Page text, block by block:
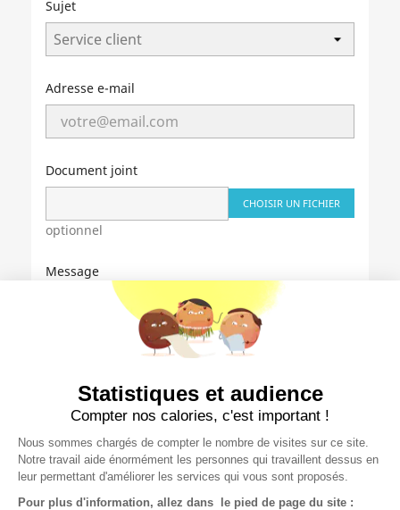
Sujet
Adresse e-mail
Document joint
CHOISIR UN FICHIER
optionnel
Message
répondre à ma demande.
Statistiques et audience
Compter nos calories, c'est important !
Nous sommes chargés de compter le nombre de visites sur ce site.
Notre travail aide énormément les personnes qui travaillent dessus en
leur permettant d'améliorer les services qui vous sont proposés.
Pour plus d'information, allez dans le pied de page du site :